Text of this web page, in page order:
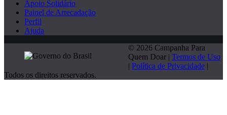
Apoio Solidário
Painel de Arrecadação
Perfil
Ajuda
© 2026 Campanha Para
Quem Doar | Termos de Uso
| Política de Privacidade |
Todos os direitos reservados.